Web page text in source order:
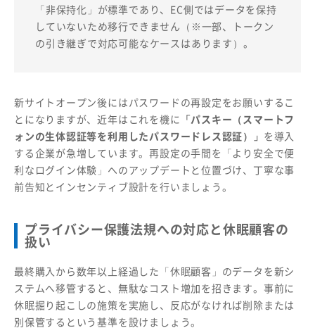
「非保持化」が標準であり、EC側ではデータを保持
していないため移行できません（※一部、トークン
の引き継ぎで対応可能なケースはあります）。
新サイトオープン後にはパスワードの再設定をお願いするこ
とになりますが、近年はこれを機に 「パスキー（スマートフ
ォンの生体認証等を利用したパスワードレス認証）」 を導入
する企業が急増しています。再設定の手間を「より安全で便
利なログイン体験」へのアップデートと位置づけ、丁寧な事
前告知とインセンティブ設計を行いましょう。
プライバシー保護法規への対応と休眠顧客の
扱い
最終購入から数年以上経過した「休眠顧客」のデータを新シ
ステムへ移管すると、無駄なコスト増加を招きます。事前に
休眠掘り起こしの施策を実施し、反応がなければ削除または
別保管するという基準を設けましょう。